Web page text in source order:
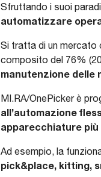
MI.RA/
Sfruttando i suoi
automatizzare
Si tratta di un mercato
composito del 76%
manutenzione delle
MI.RA/OnePicker è
all’automazione
apparecchiature
Ad esempio, la
pick&place, kitting,